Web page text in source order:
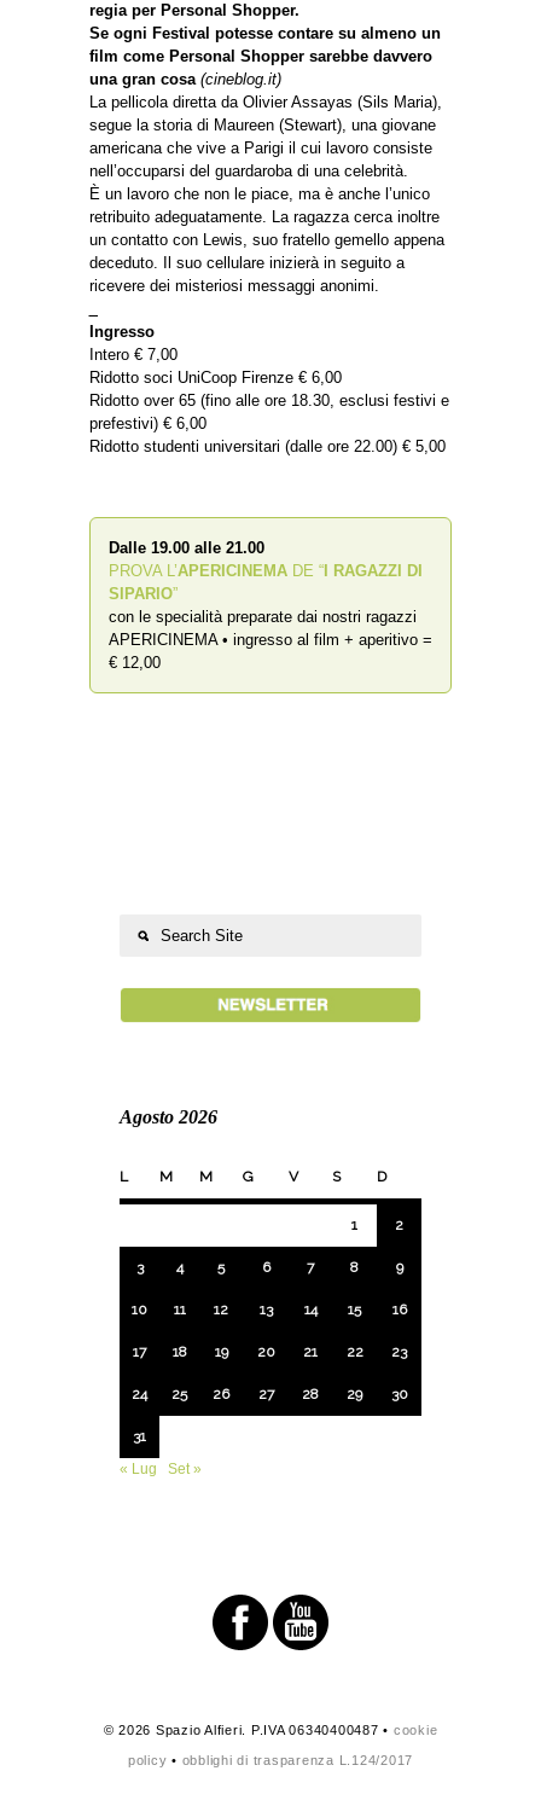
regia per Personal Shopper.
Se ogni Festival potesse contare su almeno un
film come Personal Shopper sarebbe davvero
una gran cosa(cineblog.it)
La pellicola diretta da Olivier Assayas (Sils Maria),
segue la storia di Maureen (Stewart), una giovane
americana che vive a Parigi il cui lavoro consiste
nell’occuparsi del guardaroba di una celebrità.
È un lavoro che non le piace, ma è anche l’unico
retribuito adeguatamente. La ragazza cerca inoltre
un contatto con Lewis, suo fratello gemello appena
deceduto. Il suo cellulare inizierà in seguito a
ricevere dei misteriosi messaggi anonimi.
Ingresso
Intero € 7,00
Ridotto soci UniCoop Firenze € 6,00
Ridotto over 65 (fino alle ore 18.30, esclusi festivi e
prefestivi) € 6,00
Ridotto studenti universitari (dalle ore 22.00) € 5,00
Dalle 19.00 alle 21.00
PROVA L’APERICINEMA DE “ I RAGAZZI DI
SIPARIO”
con le specialità preparate dai nostri ragazzi
APERICINEMA • ingresso al film + aperitivo =
€ 12,00
Agosto 2026
L M M G V S D
1 2
3 4 5 6 7 8 9
10 11 12 13 14 15 16
17 18 19 20 21 22 23
24 25 26 27 28 29 30
31
« Lug
Set »
© 2026 Spazio Alfieri. P.IVA 06340400487 • cookie
policy • obblighi di trasparenza L.124/2017